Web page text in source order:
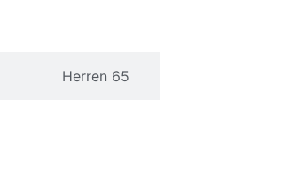
Herren 65